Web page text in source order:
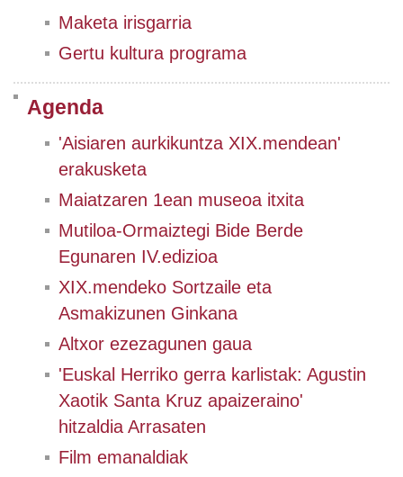
Maketa irisgarria
Gertu kultura programa
Agenda
'Aisiaren aurkikuntza XIX.mendean'
erakusketa
Maiatzaren 1ean museoa itxita
Mutiloa-Ormaiztegi Bide Berde
Egunaren IV.edizioa
XIX.mendeko Sortzaile eta
Asmakizunen Ginkana
Altxor ezezagunen gaua
'Euskal Herriko gerra karlistak: Agustin
Xaotik Santa Kruz apaizeraino'
hitzaldia Arrasaten
Film emanaldiak